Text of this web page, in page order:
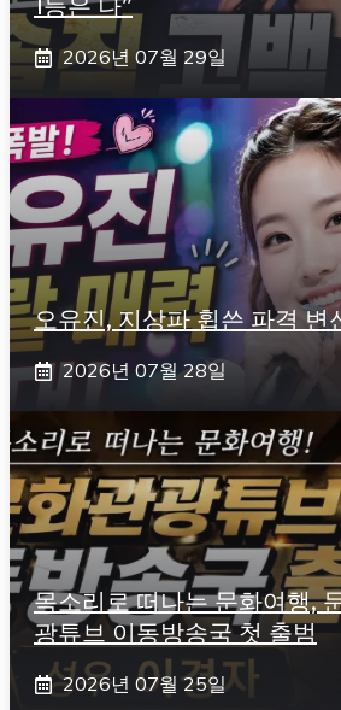
1등은 나”
2026년 07월 29일
오유진, 지상파 휩쓴 파격 변
2026년 07월 28일
목소리로 떠나는 문화여행,
광튜브 이동방송국 첫 출범
2026년 07월 25일